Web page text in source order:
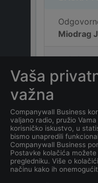
Miodrag
Koja je
Koji je
JOVOVIĆ
BAČKA
Vaša
važna
Companywall Business
valjano radio, pružio
korisničko iskustvo, u
bismo unapredili
Companywall Business
Postavke kolačića
pregledniku. Više o
načinu kako ih